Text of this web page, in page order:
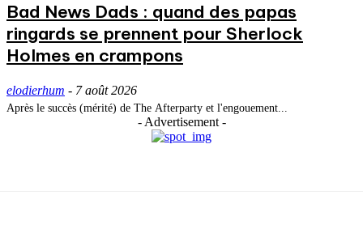
Bad News Dads : quand des papas
ringards se prennent pour Sherlock
Holmes en crampons
elodierhum - 7 août 2026
Après le succès (mérité) de The Afterparty et l'engouement...
- Advertisement -